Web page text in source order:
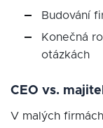
Budování
Konečná
otázkách
CEO vs. majitel
V malých